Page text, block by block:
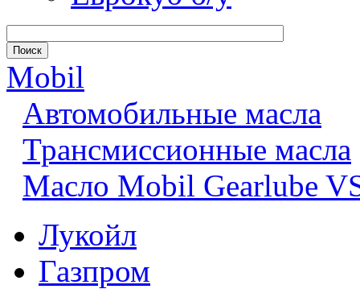
Mobil
Автомобильные масла
Трансмиссионные масла
Масло Mobil Gearlube
Лукойл
Газпром